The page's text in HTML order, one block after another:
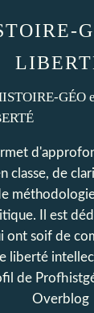
classe, de
Il est
ont soif de
liberté
de
Overblog